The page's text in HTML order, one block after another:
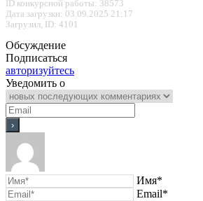
ID конкурсной работы: 38573
Дата загрузки: 03.09.2025 21:17
Загрузил, ID: 4101
Обсуждение
Подписаться
авторизуйтесь
Уведомить о
Имя*
Email*